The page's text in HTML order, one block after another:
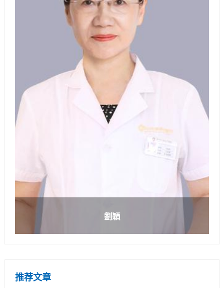
劉穎
推荐文章